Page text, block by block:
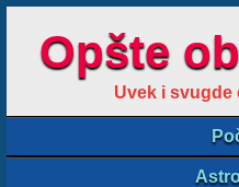
Opšte
Uvek i